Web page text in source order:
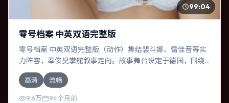
99:04
零号档案 中英双语完整版
零号档案 中英双语完整版（动作）集结裴斗娜、雷佳音等实
力阵容，奉俊昊掌舵叙事走向。故事舞台设定于德国，围绕
一次意外选择展开连锁反应；配乐与色彩高度服务于主题，
结尾留白耐人寻味。
高清 流畅
9.6万 94个月前